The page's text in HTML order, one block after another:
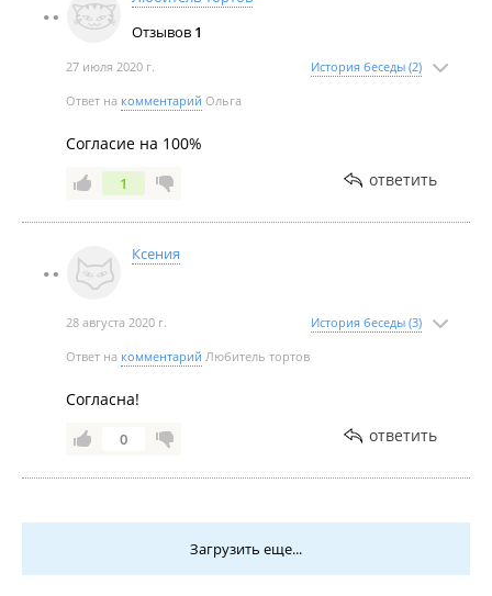
Отзывов 1
27 июля 2020 г. История беседы (2)
Ответ на комментарий Ольга
Согласие на 100%
1 ответить
Ксения
28 августа 2020 г. История беседы (3)
Ответ на комментарий Любитель тортов
Согласна!
0 ответить
Загрузить еще...